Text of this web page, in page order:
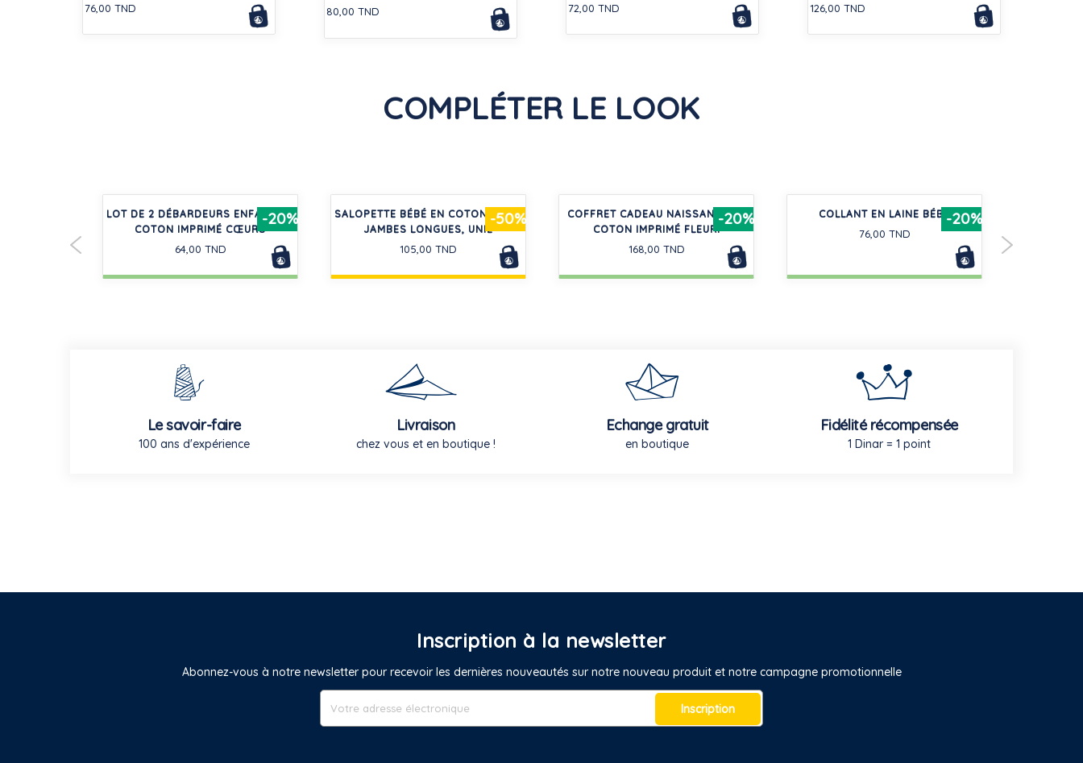
76,00 TND 80,00 TND 72,00 TND 126,00 TND
COMPLÉTER LE LOOK
-20%
LOT DE 2 DÉBARDEURS ENFANT EN
COTON IMPRIMÉ CŒURS
64,00 TND
-50%
SALOPETTE BÉBÉ EN COTON ÉPAIS
JAMBES LONGUES, UNIE
105,00 TND
-20%
COFFRET CADEAU NAISSANCE EN
COTON IMPRIMÉ FLEURI
168,00 TND
-20%
COLLANT EN LAINE BÉBÉ
76,00 TND
Le savoir-faire
100 ans d'expérience
Livraison
chez vous et en boutique !
Echange gratuit
en boutique
Fidélité récompensée
1 Dinar = 1 point
Inscription à la newsletter
Abonnez-vous à notre newsletter pour recevoir les dernières nouveautés sur notre nouveau produit et notre campagne promotionnelle
Inscription